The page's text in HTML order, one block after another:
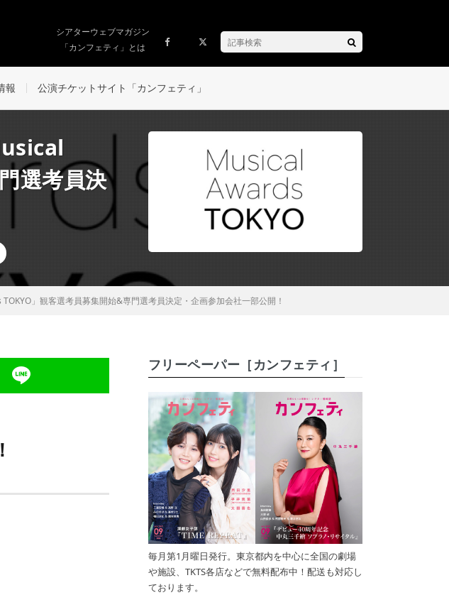
シアターウェブマガジン
「カンフェティ」とは
報 公演チケットサイト「カンフェティ」
選考員決
」観客選考員募集開始&専門選考員決定・企画参加会社一部公開！
フリーペーパー［カンフェティ］
毎月第1月曜日発行。東京都内を中心に全国の劇場
や施設、TKTS各店などで無料配布中！配送も対応し
ております。